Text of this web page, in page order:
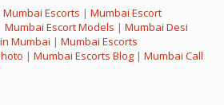
Mumbai Escorts | Mumbai Escort
Mumbai Escort Models | Mumbai Desi
Mumbai | Mumbai Escorts
| Mumbai Escorts Blog | Mumbai Call